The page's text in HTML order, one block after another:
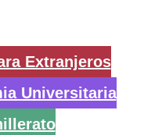
Extranjeros
Universitaria